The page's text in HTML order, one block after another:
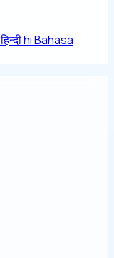
हिन्दीhiBahasa